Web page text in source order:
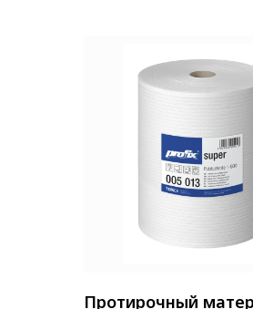
Протирочный